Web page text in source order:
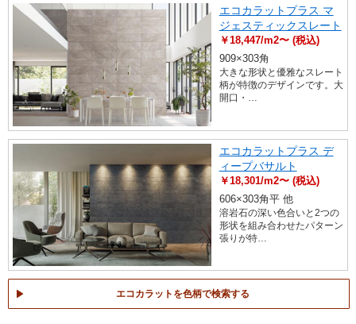
エコカラットプラス マ
ジェスティックスレート
￥18,447/m2〜 (税込)
909×303角
大きな形状と優雅なスレート
柄が特徴のデザインです。大
開口・…
エコカラットプラス デ
ィープバサルト
￥18,301/m2〜 (税込)
606×303角平 他
溶岩石の深い色合いと2つの
形状を組み合わせたパターン
張りが特…
エコカラットを色柄で検索する